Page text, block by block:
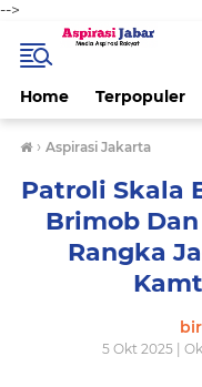
-->
Home Terpopuler
› Aspirasi Jakarta
Patroli Skala
Brimob
Rangka
5 Okt 2025 |